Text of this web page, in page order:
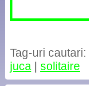
Tag-uri cautari:
juca | solitaire